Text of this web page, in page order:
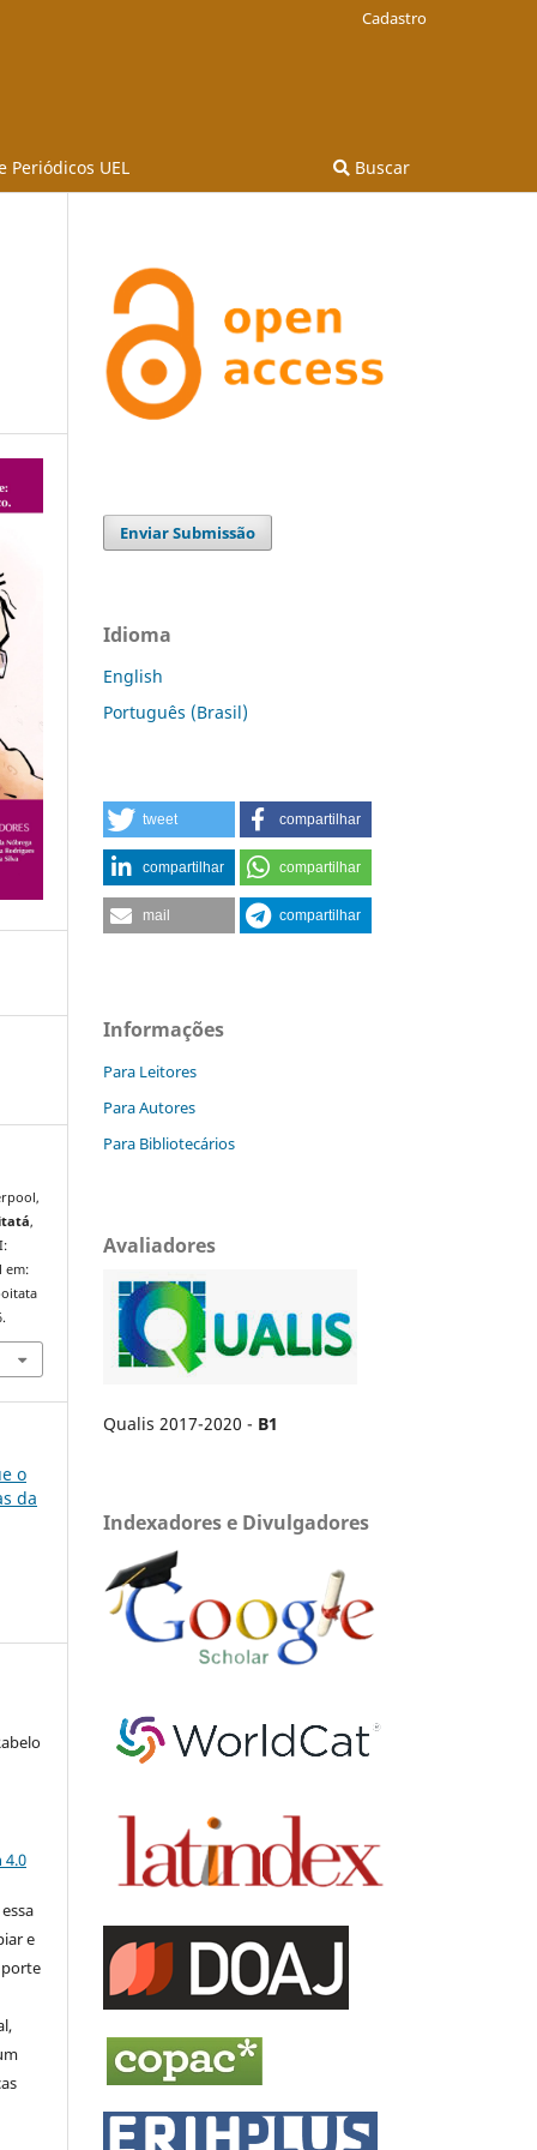
Periódicos UEL Buscar
Cadastro
,
em:
o
da
4.0
e
Enviar Submissão
Idioma
English
Português (Brasil)
tweet compartilhar
compartilhar compartilhar
mail compartilhar
Informações
Para Leitores
Para Autores
Para Bibliotecários
Avaliadores
Qualis 2017-2020 - B1
Indexadores e Divulgadores